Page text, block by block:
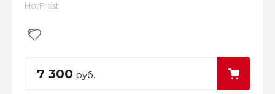
HotFrost
7 300 руб.